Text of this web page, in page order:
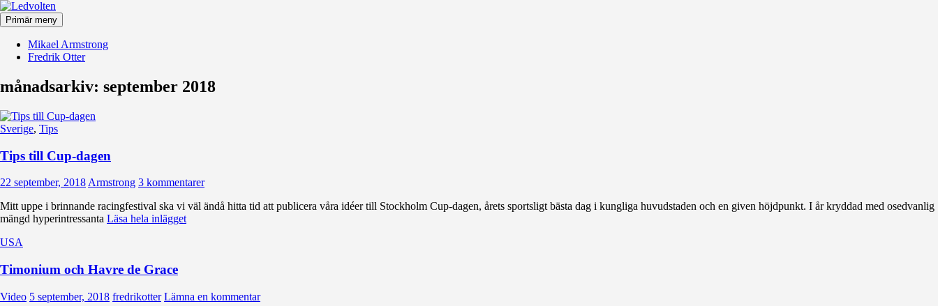
Hoppa
till
innehåll
Ledvolten
Primär meny
Mikael Armstrong
Fredrik Otter
månadsarkiv: september 2018
Sverige, Tips
Tips till Cup-dagen
22 september, 2018 Armstrong 3 kommentarer
Mitt uppe i brinnande racingfestival ska vi väl ändå hitta tid att publicera våra idéer till Stockholm Cup-dagen, årets sportsligt bästa dag i kungliga huvudstaden och en given höjdpunkt. I år kryddad med osedvanlig
mängd hyperintressanta Läsa hela inlägget
USA
Timonium och Havre de Grace
Video 5 september, 2018 fredrikotter Lämna en kommentar